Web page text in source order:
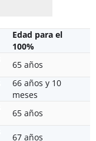
Edad para el
100%
65 años
66 años y 10
meses
65 años
67 años